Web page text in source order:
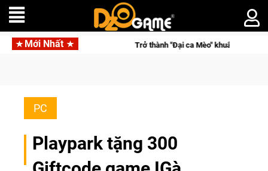
Mới Nhất
ngôi vô địch Trở thành "Đại ca Mèo" khuấy đảo thế giới
PC
Playpark tặng 300